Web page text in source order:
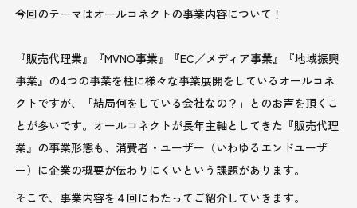
今回のテーマはオールコネクトの事業内容について！
『販売代理業』『MVNO事業』『EC／メディア事業』『地域振興
事業』の4つの事業を柱に様々な事業展開をしているオールコネ
クトですが、「結局何をしている会社なの？」とのお声を頂くこ
とが多いです。オールコネクトが長年主軸としてきた『販売代理
業』の事業形態も、消費者・ユーザー（いわゆるエンドユーザ
ー）に企業の概要が伝わりにくいという課題があります。
そこで、事業内容を４回にわたってご紹介していきます。